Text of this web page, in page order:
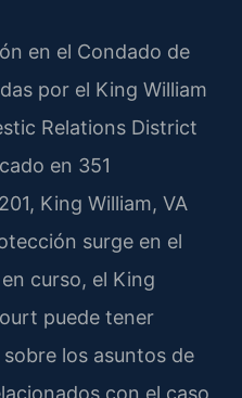
en el Condado de
por el King William
Relations District
en 351
King William, VA
surge en el
curso, el King
puede tener
los asuntos de